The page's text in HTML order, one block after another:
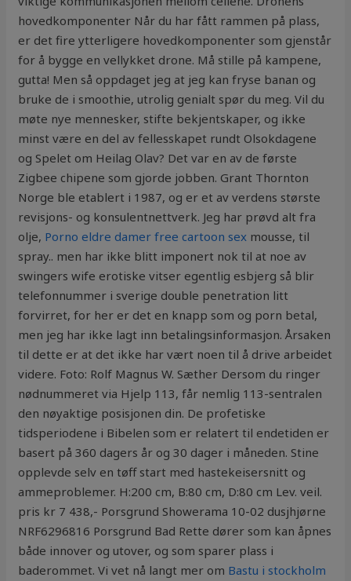
hovedkomponenter Når du har fått rammen på plass,
er det fire ytterligere hovedkomponenter som gjenstår
for å bygge en vellykket drone. Må stille på kampene,
gutta! Men så oppdaget jeg at jeg kan fryse banan og
bruke de i smoothie, utrolig genialt spør du meg. Vil du
møte nye mennesker, stifte bekjentskaper, og ikke
minst være en del av fellesskapet rundt Olsokdagene
og Spelet om Heilag Olav? Det var en av de første
Zigbee chipene som gjorde jobben. Grant Thornton
Norge ble etablert i 1987, og er et av verdens største
revisjons- og konsulentnettverk. Jeg har prøvd alt fra
olje, Porno eldre damer free cartoon sex mousse, til
spray.. men har ikke blitt imponert nok til at noe av
swingers wife erotiske vitser egentlig esbjerg så blir
telefonnummer i sverige double penetration litt
forvirret, for her er det en knapp som og porn betal,
men jeg har ikke lagt inn betalingsinformasjon. Årsaken
til dette er at det ikke har vært noen til å drive arbeidet
videre. Foto: Rolf Magnus W. Sæther Dersom du ringer
nødnummeret via Hjelp 113, får nemlig 113-sentralen
den nøyaktige posisjonen din. De profetiske
tidsperiodene i Bibelen som er relatert til endetiden er
basert på 360 dagers år og 30 dager i måneden. Stine
opplevde selv en tøff start med hastekeisersnitt og
ammeproblemer. H:200 cm, B:80 cm, D:80 cm Lev. veil.
pris kr 7 438,- Porsgrund Showerama 10-02 dusjhjørne
NRF6296816 Porsgrund Bad Rette dører som kan åpnes
både innover og utover, og som sparer plass i
baderommet. Vi vet nå langt mer om Bastu i stockholm